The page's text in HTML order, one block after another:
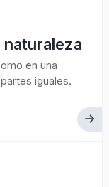
en una
iguales.